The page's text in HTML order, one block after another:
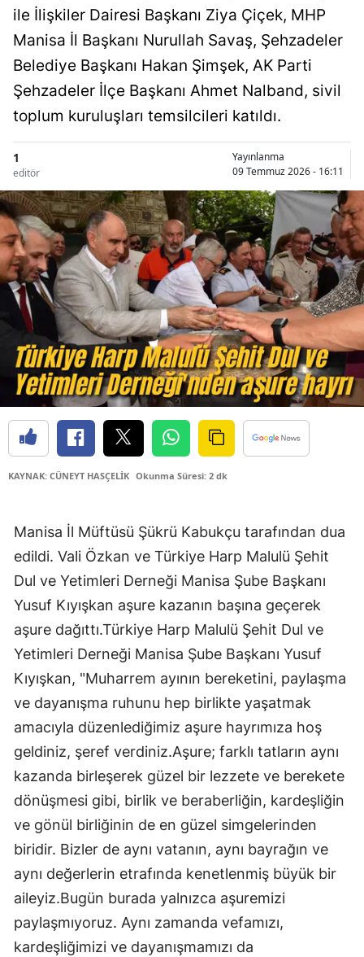
ile İlişkiler Dairesi Başkanı Ziya Çiçek, MHP
Manisa İl Başkanı Nurullah Savaş, Şehzadeler
Belediye Başkanı Hakan Şimşek, AK Parti
Şehzadeler İlçe Başkanı Ahmet Nalband, sivil
toplum kuruluşları temsilcileri katıldı.
1
editör
Yayınlanma
09 Temmuz 2026 - 16:11
KAYNAK: CÜNEYT HASÇELİK Okunma Süresi: 2 dk
Manisa İl Müftüsü Şükrü Kabukçu tarafından dua
edildi. Vali Özkan ve Türkiye Harp Malulü Şehit
Dul ve Yetimleri Derneği Manisa Şube Başkanı
Yusuf Kıyışkan aşure kazanın başına geçerek
aşure dağıttı.Türkiye Harp Malulü Şehit Dul ve
Yetimleri Derneği Manisa Şube Başkanı Yusuf
Kıyışkan, "Muharrem ayının bereketini, paylaşma
ve dayanışma ruhunu hep birlikte yaşatmak
amacıyla düzenlediğimiz aşure hayrımıza hoş
geldiniz, şeref verdiniz.Aşure; farklı tatların aynı
kazanda birleşerek güzel bir lezzete ve berekete
dönüşmesi gibi, birlik ve beraberliğin, kardeşliğin
ve gönül birliğinin de en güzel simgelerinden
biridir. Bizler de aynı vatanın, aynı bayrağın ve
aynı değerlerin etrafında kenetlenmiş büyük bir
aileyiz.Bugün burada yalnızca aşuremizi
paylaşmıyoruz. Aynı zamanda vefamızı,
kardeşliğimizi ve dayanışmamızı da